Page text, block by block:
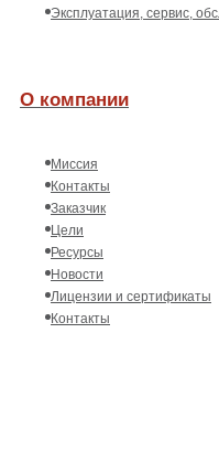
Эксплуатация, сервис,
О компании
Миссия
Контакты
Заказчик
Цели
Ресурсы
Новости
Лицензии и сертификаты
Контакты